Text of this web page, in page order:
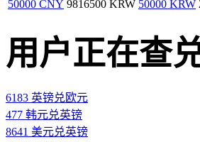
50000 CNY 9816500 KRW 50000 KRW
用户正在查
6183 英镑兑欧元
477 韩元兑英镑
8641 美元兑英镑